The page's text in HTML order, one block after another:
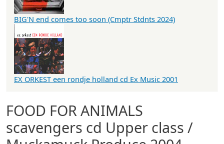
FOOD FOR ANIMALS
scavengers cd Upper class /
BIG'N end comes too soon (Cmptr Stdnts 2024)
EX ORKEST een rondje holland cd Ex Music 2001